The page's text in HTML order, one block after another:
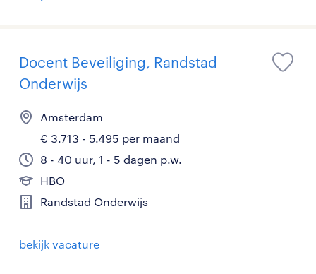
Docent Beveiliging, Randstad
Onderwijs
Amsterdam
€ 3.713 - 5.495 per maand
8 - 40 uur, 1 - 5 dagen p.w.
HBO
Randstad Onderwijs
bekijk vacature